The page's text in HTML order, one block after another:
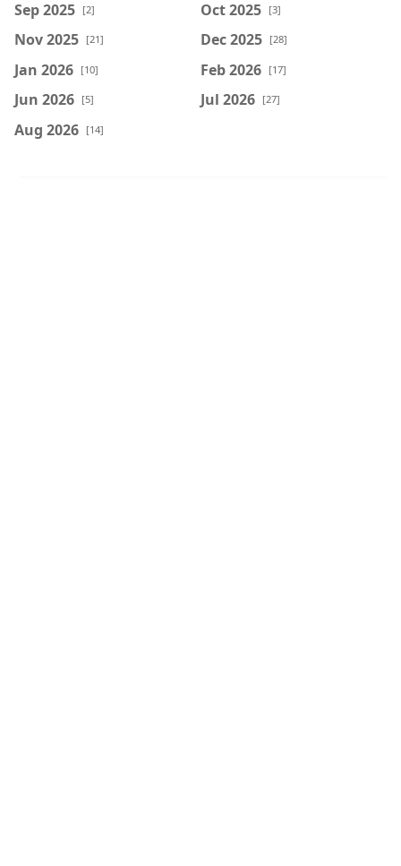
Sep 2025 [2] Oct 2025 [3]
Nov 2025 [21] Dec 2025 [28]
Jan 2026 [10] Feb 2026 [17]
Jun 2026 [5] Jul 2026 [27]
Aug 2026 [14]